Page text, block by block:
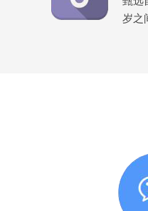
岁之